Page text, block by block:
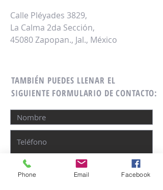
Calle Pléyades 3829,
La Calma 2da Sección,
45080 Zapopan., Jal., México
TAMBIÉN PUEDES LLENAR EL
SIGUIENTE FORMULARIO DE CONTACTO:
Phone Email Facebook